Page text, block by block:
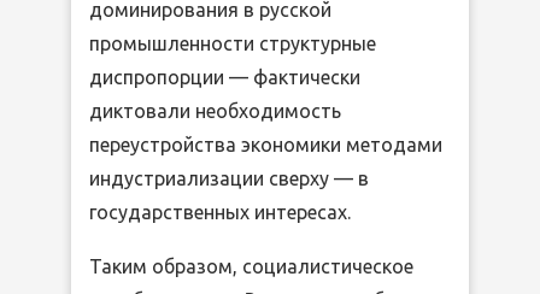
доминирования в русской
промышленности структурные
диспропорции — фактически
диктовали необходимость
переустройства экономики методами
индустриализации сверху — в
государственных интересах.
Таким образом, социалистическое